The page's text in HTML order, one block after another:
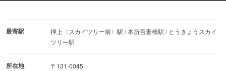
見た目も楽しく身体に美味しいお菓子、ダイニングを活き
活きとさせる雑貨など、さまざまな逸品が店頭で販売され
最寄駅
押上〈スカイツリー前〉駅 / 本所吾妻橋駅 / とうきょうスカイ
ツリー駅
所在地
〒131-0045